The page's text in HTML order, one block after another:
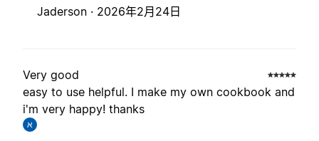
Jaderson · 2026年2月24日
Very good
easy to use helpful. I make my own cookbook and
i'm very happy! thanks
א